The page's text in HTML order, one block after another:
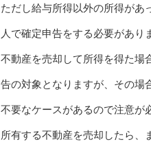
ただし給与所得以外の所得があ
人で確定申告をする必要があり
不動産を売却して所得を得た場
告の対象となりますが、その場
不要なケースがあるので注意が
所有する不動産を売却したら、